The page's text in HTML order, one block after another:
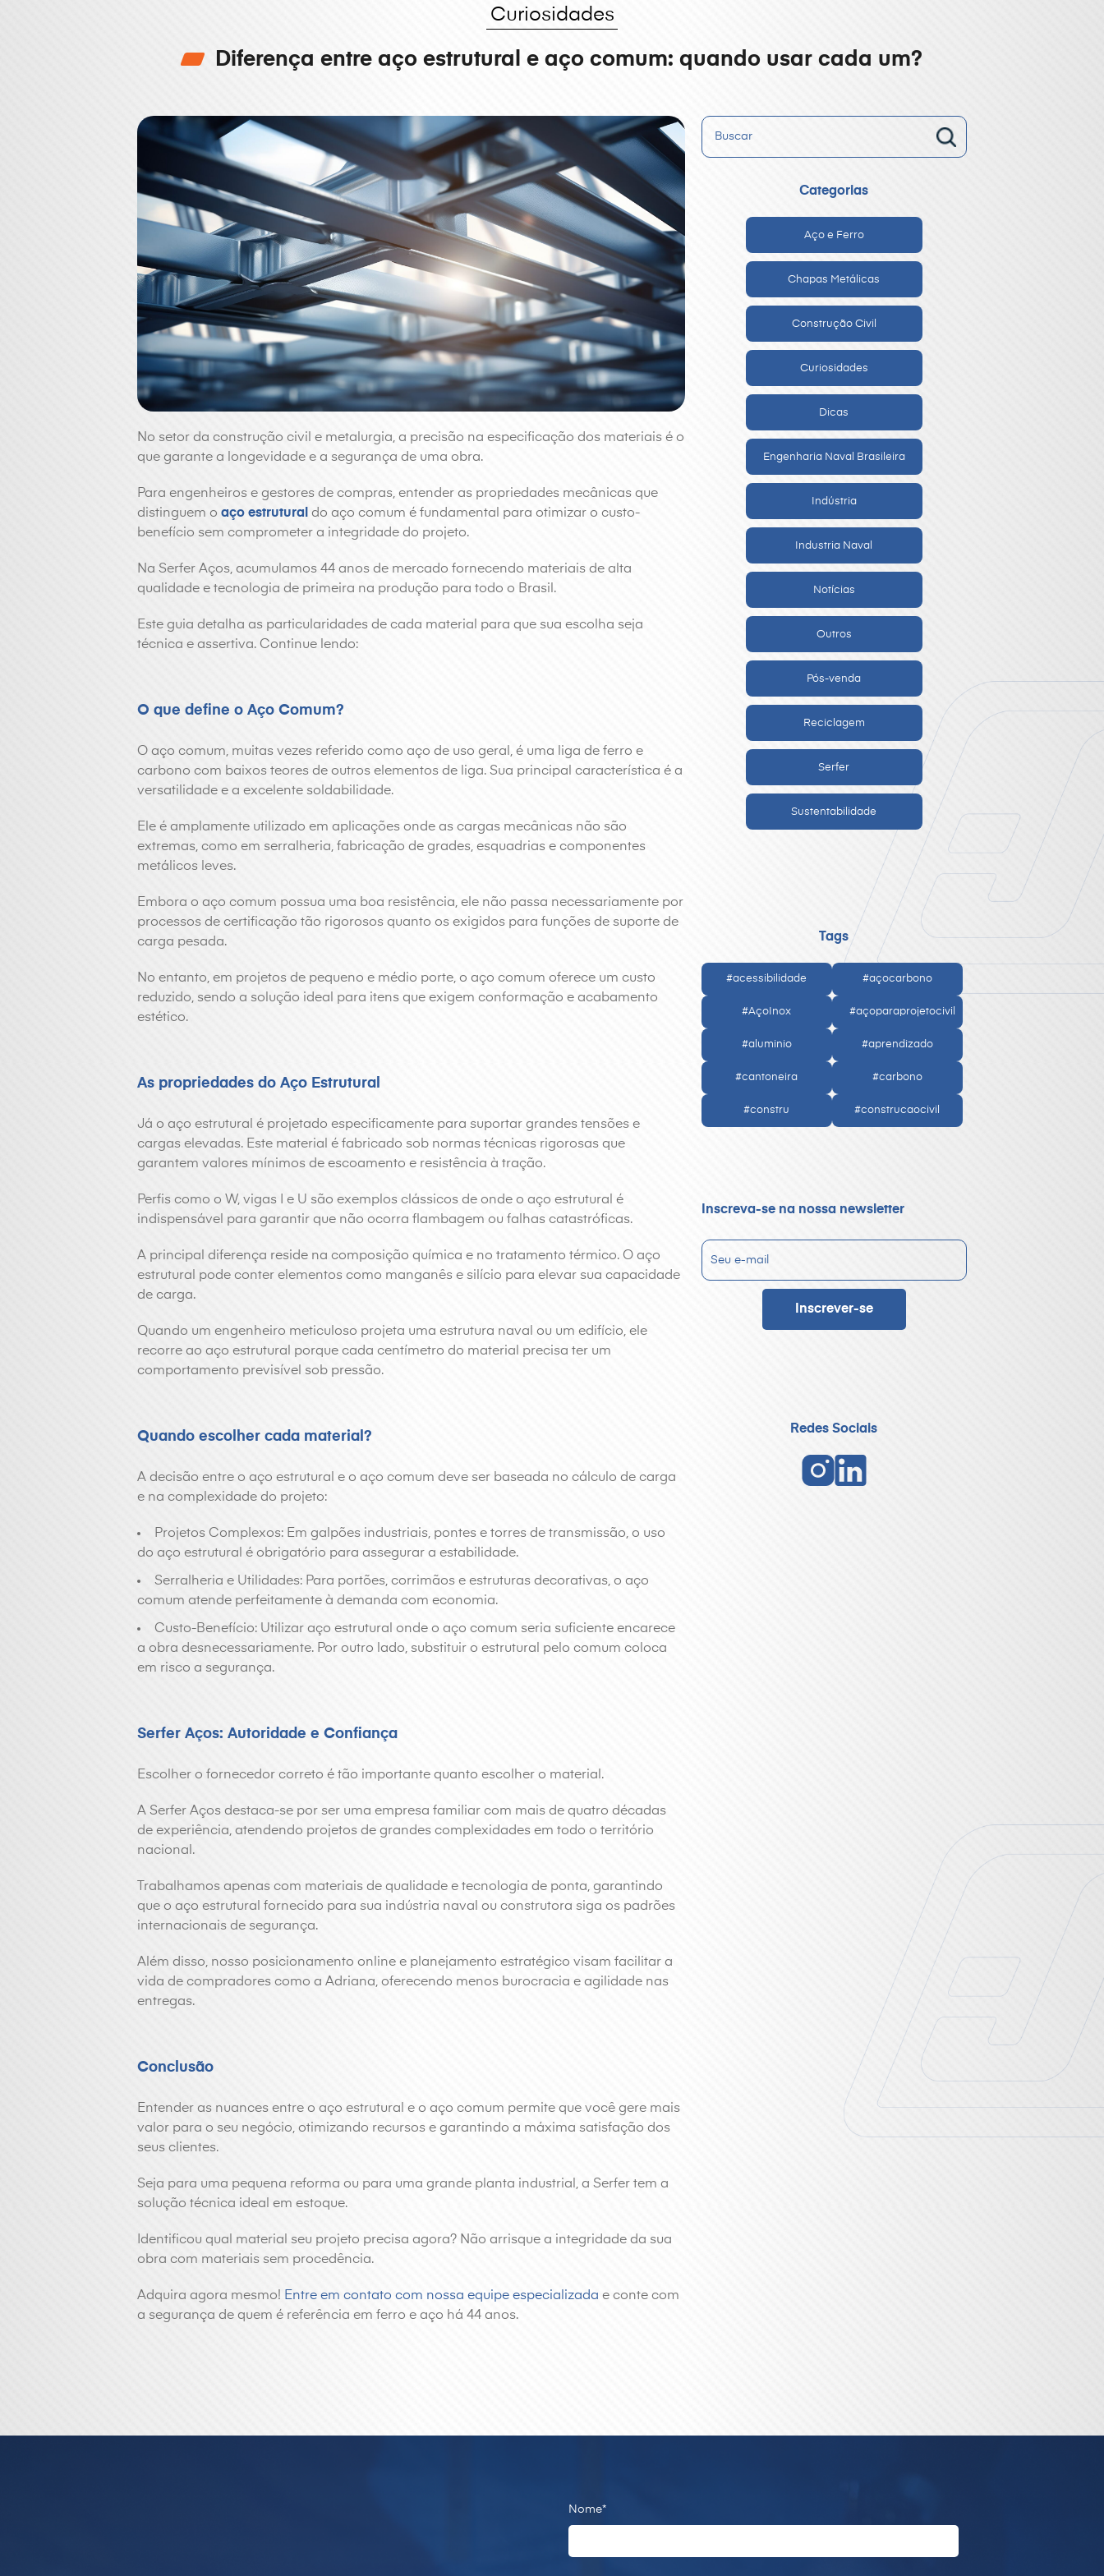
Curiosidades
Diferença entre aço estrutural e aço comum: quando usar cada um?
No setor da construção civil e metalurgia, a precisão na especificação dos materiais é o
que garante a longevidade e a segurança de uma obra.
Para engenheiros e gestores de compras, entender as propriedades mecânicas que
distinguem o aço estrutural do aço comum é fundamental para otimizar o custo-
benefício sem comprometer a integridade do projeto.
Na Serfer Aços, acumulamos 44 anos de mercado fornecendo materiais de alta
qualidade e tecnologia de primeira na produção para todo o Brasil.
Este guia detalha as particularidades de cada material para que sua escolha seja
técnica e assertiva. Continue lendo:
O que define o Aço Comum?
O aço comum, muitas vezes referido como aço de uso geral, é uma liga de ferro e
carbono com baixos teores de outros elementos de liga. Sua principal característica é a
versatilidade e a excelente soldabilidade.
Ele é amplamente utilizado em aplicações onde as cargas mecânicas não são
extremas, como em serralheria, fabricação de grades, esquadrias e componentes
metálicos leves.
Embora o aço comum possua uma boa resistência, ele não passa necessariamente por
processos de certificação tão rigorosos quanto os exigidos para funções de suporte de
carga pesada.
No entanto, em projetos de pequeno e médio porte, o aço comum oferece um custo
reduzido, sendo a solução ideal para itens que exigem conformação e acabamento
estético.
As propriedades do Aço Estrutural
Já o aço estrutural é projetado especificamente para suportar grandes tensões e
cargas elevadas. Este material é fabricado sob normas técnicas rigorosas que
garantem valores mínimos de escoamento e resistência à tração.
Perfis como o W, vigas I e U são exemplos clássicos de onde o aço estrutural é
indispensável para garantir que não ocorra flambagem ou falhas catastróficas.
A principal diferença reside na composição química e no tratamento térmico. O aço
estrutural pode conter elementos como manganês e silício para elevar sua capacidade
de carga.
Quando um engenheiro meticuloso projeta uma estrutura naval ou um edifício, ele
recorre ao aço estrutural porque cada centímetro do material precisa ter um
comportamento previsível sob pressão.
Quando escolher cada material?
A decisão entre o aço estrutural e o aço comum deve ser baseada no cálculo de carga
e na complexidade do projeto:
Projetos Complexos: Em galpões industriais, pontes e torres de transmissão, o uso
do aço estrutural é obrigatório para assegurar a estabilidade.
Serralheria e Utilidades: Para portões, corrimãos e estruturas decorativas, o aço
comum atende perfeitamente à demanda com economia.
Custo-Benefício: Utilizar aço estrutural onde o aço comum seria suficiente encarece
a obra desnecessariamente. Por outro lado, substituir o estrutural pelo comum coloca
em risco a segurança.
Serfer Aços: Autoridade e Confiança
Escolher o fornecedor correto é tão importante quanto escolher o material.
A Serfer Aços destaca-se por ser uma empresa familiar com mais de quatro décadas
de experiência, atendendo projetos de grandes complexidades em todo o território
nacional.
Trabalhamos apenas com materiais de qualidade e tecnologia de ponta, garantindo
que o aço estrutural fornecido para sua indústria naval ou construtora siga os padrões
internacionais de segurança.
Além disso, nosso posicionamento online e planejamento estratégico visam facilitar a
vida de compradores como a Adriana, oferecendo menos burocracia e agilidade nas
entregas.
Conclusão
Entender as nuances entre o aço estrutural e o aço comum permite que você gere mais
valor para o seu negócio, otimizando recursos e garantindo a máxima satisfação dos
seus clientes.
Seja para uma pequena reforma ou para uma grande planta industrial, a Serfer tem a
solução técnica ideal em estoque.
Identificou qual material seu projeto precisa agora? Não arrisque a integridade da sua
obra com materiais sem procedência.
Adquira agora mesmo! Entre em contato com nossa equipe especializada e conte com
a segurança de quem é referência em ferro e aço há 44 anos.
Categorias
Aço e Ferro
Chapas Metálicas
Construção Civil
Curiosidades
Dicas
Engenharia Naval Brasileira
Indústria
Industria Naval
Notícias
Outros
Pós-venda
Reciclagem
Serfer
Sustentabilidade
Tags
#acessibilidade #açocarbono
#AçoInox #açoparaprojetocivil
#aluminio #aprendizado
#cantoneira #carbono
#constru #construcaocivil
Inscreva-se na nossa newsletter
Redes Sociais
Nome*